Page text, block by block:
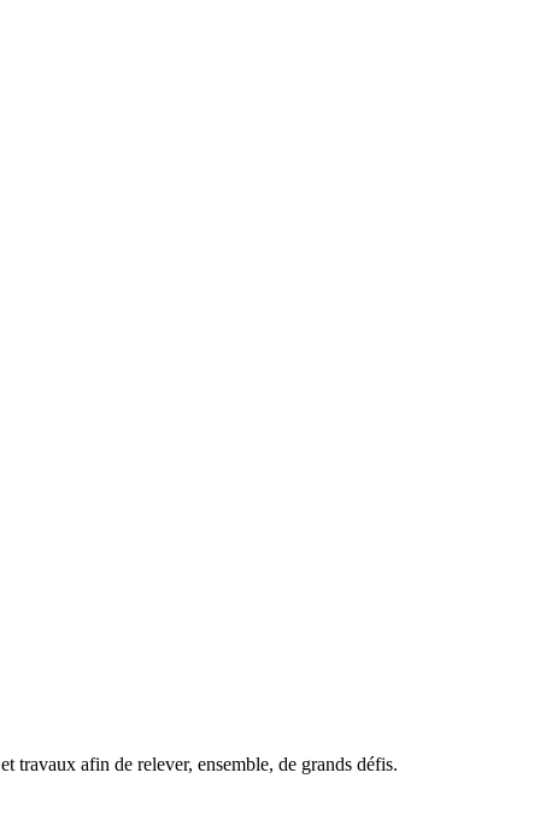
travaux afin de relever, ensemble, de grands défis.